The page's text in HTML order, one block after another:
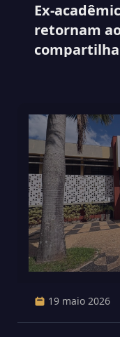
Ex-
retornam
19 maio 2026